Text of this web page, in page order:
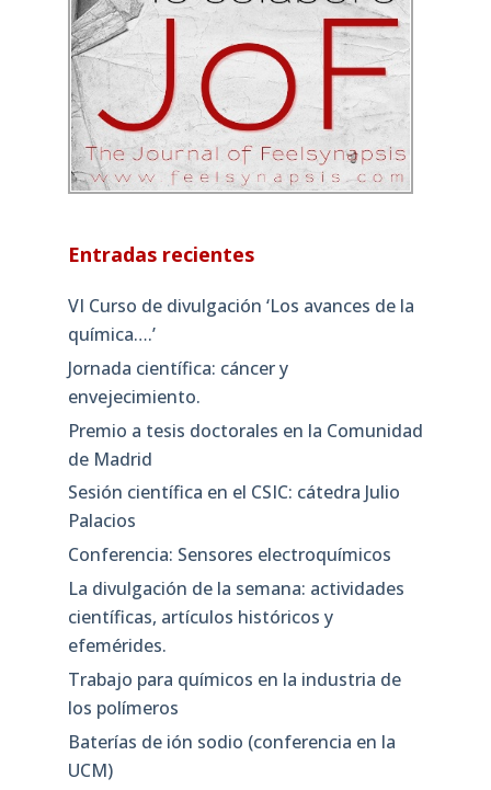
Entradas recientes
VI Curso de divulgación ‘Los avances de la
química….’
Jornada científica: cáncer y
envejecimiento.
Premio a tesis doctorales en la Comunidad
de Madrid
Sesión científica en el CSIC: cátedra Julio
Palacios
Conferencia: Sensores electroquímicos
La divulgación de la semana: actividades
científicas, artículos históricos y
efemérides.
Trabajo para químicos en la industria de
los polímeros
Baterías de ión sodio (conferencia en la
UCM)